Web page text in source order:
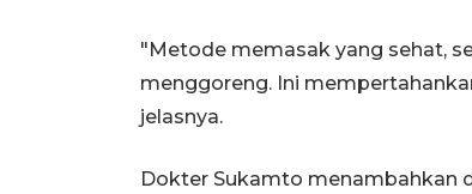
"Metode memasak yang sehat,
menggoreng. Ini
jelasnya.
Dokter Sukamto menambahkan